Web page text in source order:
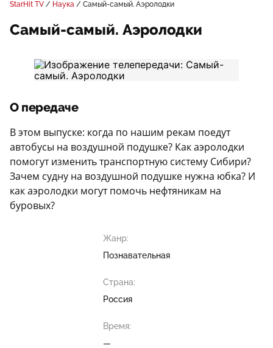
StarHit TV Наука Самый-самый. Аэролодки
Самый-самый. Аэролодки
О передаче
В этом выпуске: когда по нашим рекам поедут
автобусы на воздушной подушке? Как аэролодки
помогут изменить транспортную систему Сибири?
Зачем судну на воздушной подушке нужна юбка? И
как аэролодки могут помочь нефтяникам на
буровых?
Жанр:
Познавательная
Страна:
Россия
Время:
—